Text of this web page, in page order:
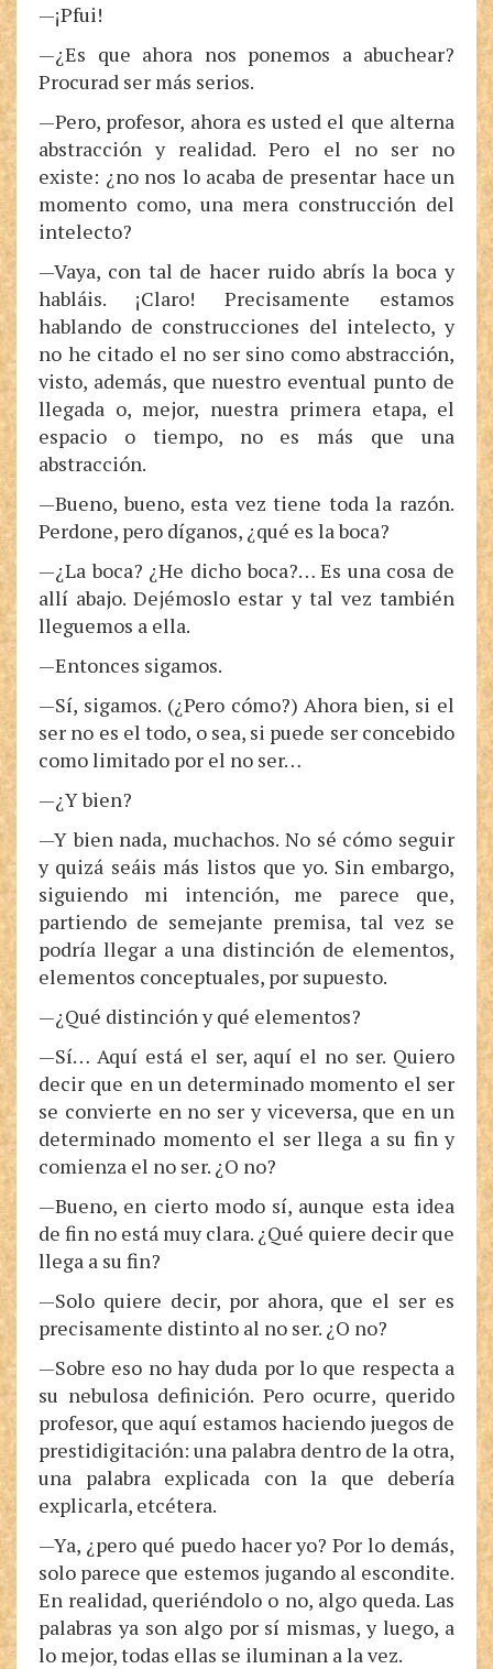
—¡Pfui!
—¿Es que ahora nos ponemos a abuchear?
Procurad ser más serios.
—Pero, profesor, ahora es usted el que alterna
abstracción y realidad. Pero el no ser no
existe: ¿no nos lo acaba de presentar hace un
momento como, una mera construcción del
intelecto?
—Vaya, con tal de hacer ruido abrís la boca y
habláis. ¡Claro! Precisamente estamos
hablando de construcciones del intelecto, y
no he citado el no ser sino como abstracción,
visto, además, que nuestro eventual punto de
llegada o, mejor, nuestra primera etapa, el
espacio o tiempo, no es más que una
abstracción.
—Bueno, bueno, esta vez tiene toda la razón.
Perdone, pero díganos, ¿qué es la boca?
—¿La boca? ¿He dicho boca?… Es una cosa de
allí abajo. Dejémoslo estar y tal vez también
lleguemos a ella.
—Entonces sigamos.
—Sí, sigamos. (¿Pero cómo?) Ahora bien, si el
ser no es el todo, o sea, si puede ser concebido
como limitado por el no ser…
—¿Y bien?
—Y bien nada, muchachos. No sé cómo seguir
y quizá seáis más listos que yo. Sin embargo,
siguiendo mi intención, me parece que,
partiendo de semejante premisa, tal vez se
podría llegar a una distinción de elementos,
elementos conceptuales, por supuesto.
—¿Qué distinción y qué elementos?
—Sí… Aquí está el ser, aquí el no ser. Quiero
decir que en un determinado momento el ser
se convierte en no ser y viceversa, que en un
determinado momento el ser llega a su fin y
comienza el no ser. ¿O no?
—Bueno, en cierto modo sí, aunque esta idea
de fin no está muy clara. ¿Qué quiere decir que
llega a su fin?
—Solo quiere decir, por ahora, que el ser es
precisamente distinto al no ser. ¿O no?
—Sobre eso no hay duda por lo que respecta a
su nebulosa definición. Pero ocurre, querido
profesor, que aquí estamos haciendo juegos de
prestidigitación: una palabra dentro de la otra,
una palabra explicada con la que debería
explicarla, etcétera.
—Ya, ¿pero qué puedo hacer yo? Por lo demás,
solo parece que estemos jugando al escondite.
En realidad, queriéndolo o no, algo queda. Las
palabras ya son algo por sí mismas, y luego, a
lo mejor, todas ellas se iluminan a la vez.